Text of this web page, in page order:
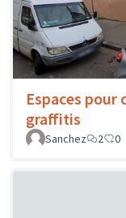
Espaces pour
graffitis
Sanchez
2 0